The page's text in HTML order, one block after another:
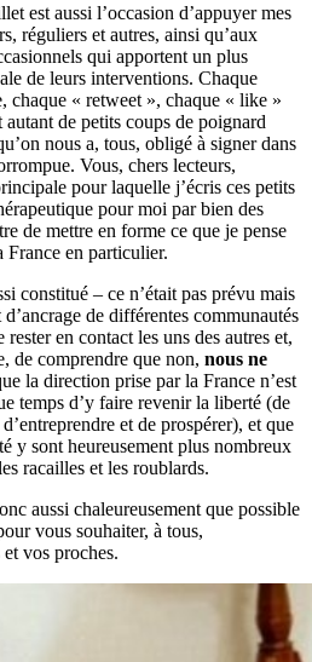
est aussi l’occasion d’appuyer mes
réguliers et autres, ainsi qu’aux
qui apportent un plus
de leurs interventions. Chaque
chaque « retweet », chaque « like »
de petits coups de poignard
nous a, tous, obligé à signer dans
Vous, chers lecteurs,
pour laquelle j’écris ces petits
pour moi par bien des
de mettre en forme ce que je pense
France en particulier.
constitué – ce n’était pas prévu mais
de différentes communautés
en contact les uns des autres et,
de comprendre que non, nous ne
la direction prise par la France n’est
temps d’y faire revenir la liberté (de
et de prospérer), et que
y sont heureusement plus nombreux
racailles et les roublards.
aussi chaleureusement que possible
vous souhaiter, à tous,
vos proches.